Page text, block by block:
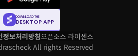
DOWNLOAD THE
DESKTOP APP
정보처리방침오픈소스 라이센스
All rights Reserved